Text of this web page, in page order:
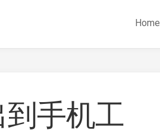
Home
手机工